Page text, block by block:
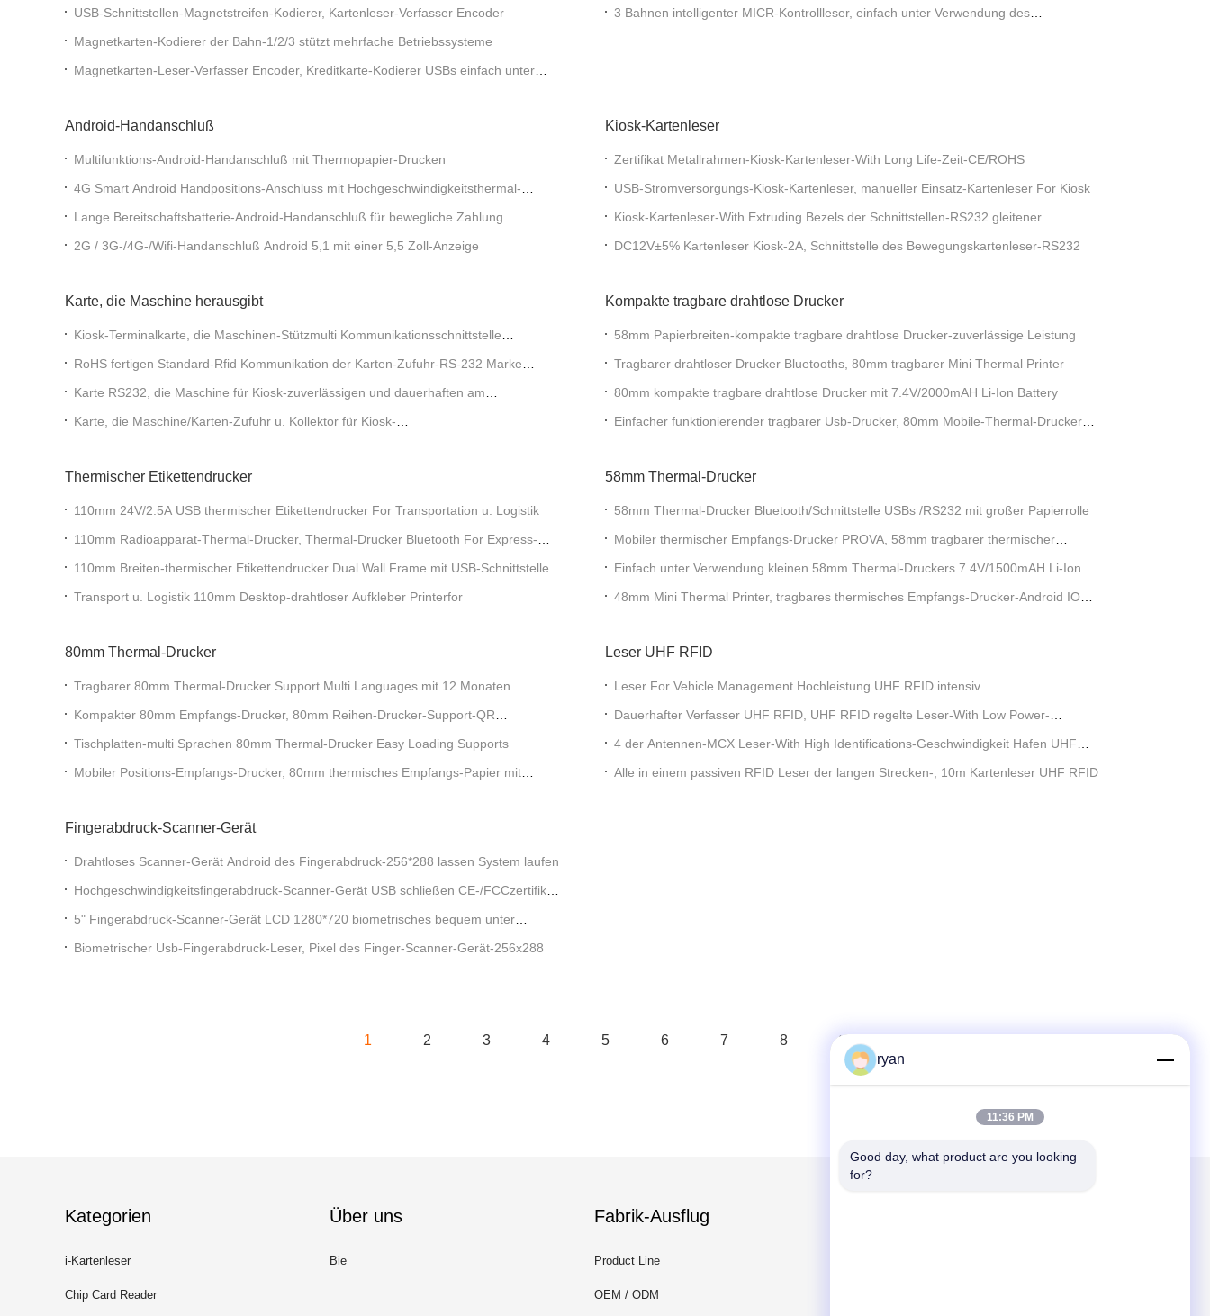
USB-Schnittstellen-Magnetstreifen-Kodierer, Kartenleser-Verfasser Encoder
Magnetkarten-Kodierer der Bahn-1/2/3 stützt mehrfache Betriebssysteme
Magnetkarten-Leser-Verfasser Encoder, Kreditkarte-Kodierer USBs einfach unter
3 Bahnen intelligenter MICR-Kontrollleser, einfach unter Verwendung des
Android-Handanschluß
Multifunktions-Android-Handanschluß mit Thermopapier-Drucken
4G Smart Android Handpositions-Anschluss mit Hochgeschwindigkeitsthermal-
Lange Bereitschaftsbatterie-Android-Handanschluß für bewegliche Zahlung
2G / 3G-/4G-/Wifi-Handanschluß Android 5,1 mit einer 5,5 Zoll-Anzeige
Kiosk-Kartenleser
Zertifikat Metallrahmen-Kiosk-Kartenleser-With Long Life-Zeit-CE/ROHS
USB-Stromversorgungs-Kiosk-Kartenleser, manueller Einsatz-Kartenleser For Kiosk
Kiosk-Kartenleser-With Extruding Bezels der Schnittstellen-RS232 gleitener
DC12V±5% Kartenleser Kiosk-2A, Schnittstelle des Bewegungskartenleser-RS232
Karte, die Maschine herausgibt
Kiosk-Terminalkarte, die Maschinen-Stützmulti Kommunikationsschnittstelle
RoHS fertigen Standard-Rfid Kommunikation der Karten-Zufuhr-RS-232 Marke
Karte RS232, die Maschine für Kiosk-zuverlässigen und dauerhaften am
Karte, die Maschine/Karten-Zufuhr u. Kollektor für Kiosk-
Kompakte tragbare drahtlose Drucker
58mm Papierbreiten-kompakte tragbare drahtlose Drucker-zuverlässige Leistung
Tragbarer drahtloser Drucker Bluetooths, 80mm tragbarer Mini Thermal Printer
80mm kompakte tragbare drahtlose Drucker mit 7.4V/2000mAH Li-Ion Battery
Einfacher funktionierender tragbarer Usb-Drucker, 80mm Mobile-Thermal-Drucker
Thermischer Etikettendrucker
110mm 24V/2.5A USB thermischer Etikettendrucker For Transportation u. Logistik
110mm Radioapparat-Thermal-Drucker, Thermal-Drucker Bluetooth For Express-
110mm Breiten-thermischer Etikettendrucker Dual Wall Frame mit USB-Schnittstelle
Transport u. Logistik 110mm Desktop-drahtloser Aufkleber Printerfor
58mm Thermal-Drucker
58mm Thermal-Drucker Bluetooth/Schnittstelle USBs /RS232 mit großer Papierrolle
Mobiler thermischer Empfangs-Drucker PROVA, 58mm tragbarer thermischer
Einfach unter Verwendung kleinen 58mm Thermal-Druckers 7.4V/1500mAH Li-Ion
48mm Mini Thermal Printer, tragbares thermisches Empfangs-Drucker-Android IOS-
80mm Thermal-Drucker
Tragbarer 80mm Thermal-Drucker Support Multi Languages mit 12 Monaten
Kompakter 80mm Empfangs-Drucker, 80mm Reihen-Drucker-Support-QR
Tischplatten-multi Sprachen 80mm Thermal-Drucker Easy Loading Supports
Mobiler Positions-Empfangs-Drucker, 80mm thermisches Empfangs-Papier mit
Leser UHF RFID
Leser For Vehicle Management Hochleistung UHF RFID intensiv
Dauerhafter Verfasser UHF RFID, UHF RFID regelte Leser-With Low Power-
4 der Antennen-MCX Leser-With High Identifications-Geschwindigkeit Hafen UHF
Alle in einem passiven RFID Leser der langen Strecken-, 10m Kartenleser UHF RFID
Fingerabdruck-Scanner-Gerät
Drahtloses Scanner-Gerät Android des Fingerabdruck-256*288 lassen System laufen
Hochgeschwindigkeitsfingerabdruck-Scanner-Gerät USB schließen CE-/FCCzertifikat
5" Fingerabdruck-Scanner-Gerät LCD 1280*720 biometrisches bequem unter
Biometrischer Usb-Fingerabdruck-Leser, Pixel des Finger-Scanner-Gerät-256x288
1 2 3 4 5 6 7 8
Kategorien
i-Kartenleser
Chip Card Reader
Über uns
Bie
Fabrik-Ausflug
Product Line
OEM / ODM
ryan
11:36 PM
Good day, what product are you looking
for?